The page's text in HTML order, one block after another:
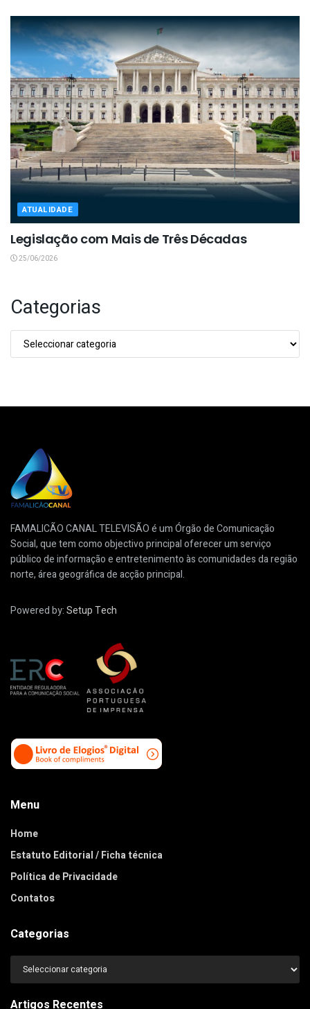
ATUALIDADE
Legislação com Mais de Três Décadas
25/06/2026
Categorias
Categorias
FAMALICÃO CANAL TELEVISÃO é um Órgão de Comunicação
Social, que tem como objectivo principal oferecer um serviço
público de informação e entretenimento às comunidades da região
norte, área geográfica de acção principal.
Powered by:Setup Tech
Menu
Home
Estatuto Editorial / Ficha técnica
Política de Privacidade
Contatos
Categorias
Categorias
Artigos Recentes